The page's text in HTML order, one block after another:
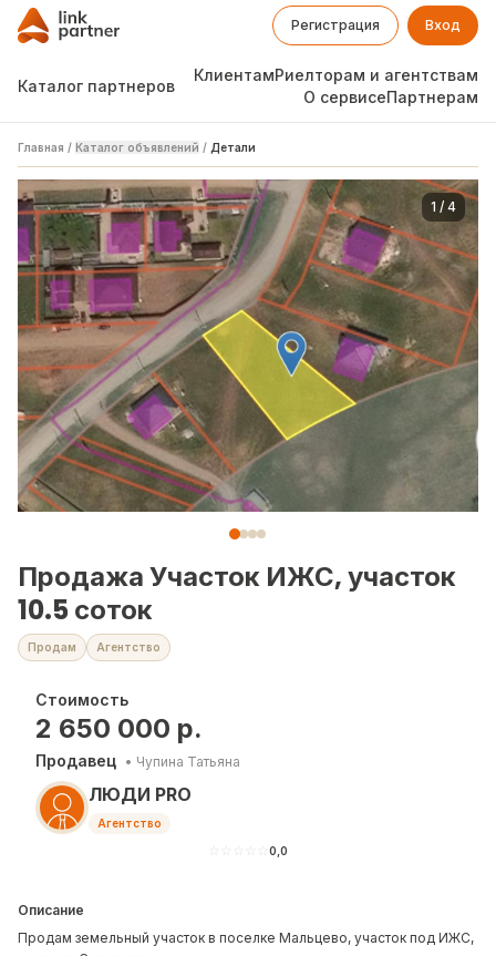
Регистрация Вход
Каталог партнеров
КлиентамРиелторам и агентствам
О сервисеПартнерам
Главная / Каталог объявлений / Детали
1 / 4
Продажа Участок ИЖС, участок
10.5 соток
Продам Агентство
Стоимость
2 650 000 р.
Продавец • Чупина Татьяна
ЛЮДИ PRO
Агентство
0,0
Описание
Пpoдaм зeмельный учaсток в поселке Мальцево, участок под ИЖС,